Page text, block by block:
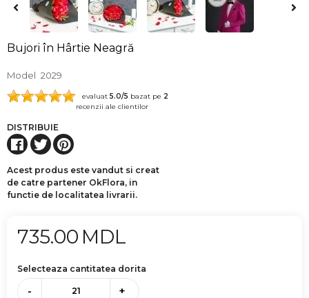
Bujori în Hârtie Neagră
Model 2029
evaluat 5.0/5 bazat pe 2
recenzii ale clientilor
DISTRIBUIE
Acest produs este vandut si creat
de catre partener OkFlora, in
functie de localitatea livrarii.
735.00 MDL
Selecteaza cantitatea dorita
- +